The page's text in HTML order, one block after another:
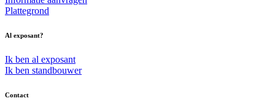
Plattegrond
Al exposant?
Ik ben al exposant
Ik ben standbouwer
Contact